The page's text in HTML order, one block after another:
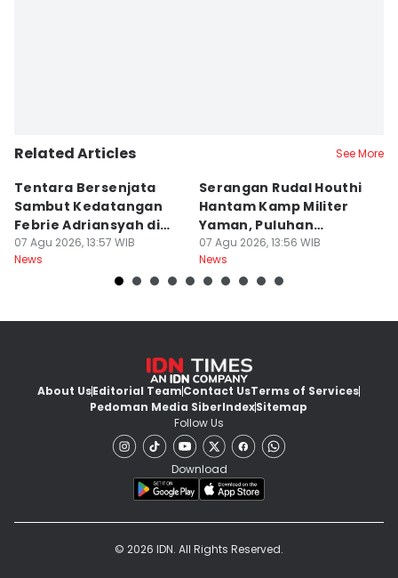
Related Articles See More
Tentara Bersenjata
Sambut Kedatangan
Febrie Adriansyah di
Kejagung
07 Agu 2026, 13:57 WIB
News
Serangan Rudal Houthi
Hantam Kamp Militer
Yaman, Puluhan
Tentara Tewas
07 Agu 2026, 13:56 WIB
News
About UsEditorial TeamContact UsTerms of Services
Pedoman Media SiberIndexSitemap
Follow Us
Download
© 2026 IDN. All Rights Reserved.